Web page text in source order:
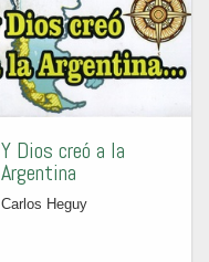
Y Dios creó a la
Argentina
Carlos Heguy